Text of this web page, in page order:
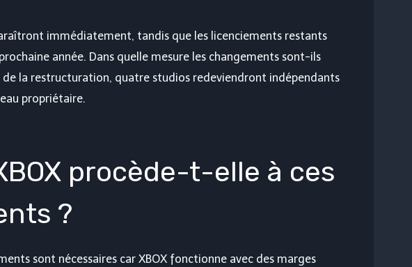
immédiatement, tandis que les licenciements restants
année. Dans quelle mesure les changements sont-ils
de la restructuration, quatre studios redeviendront indépendants
propriétaire.
procède-t-elle à ces
?
sont nécessaires car XBOX fonctionne avec des marges